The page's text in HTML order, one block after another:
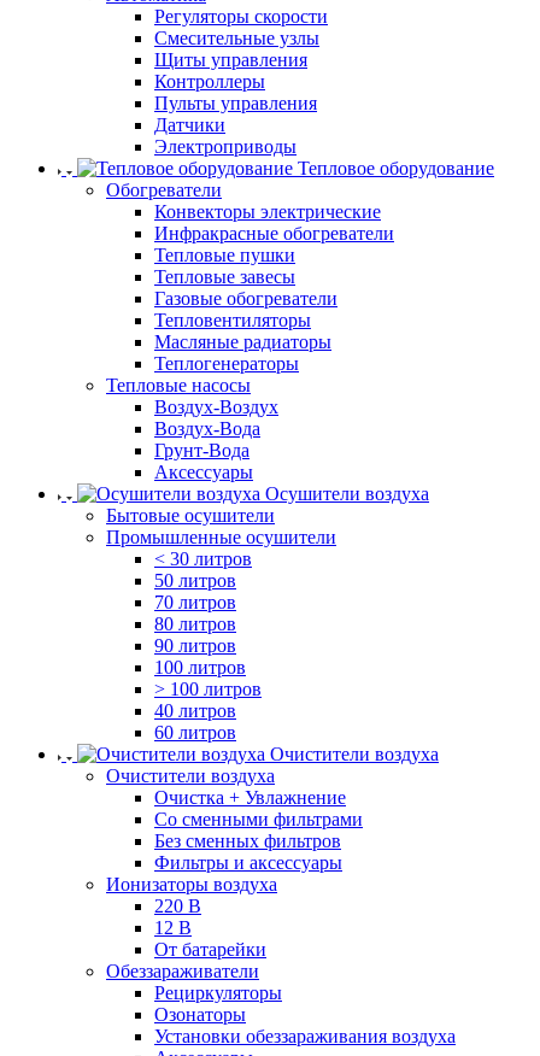
Регуляторы скорости
Смесительные узлы
Щиты управления
Контроллеры
Пульты управления
Датчики
Электроприводы
Тепловое оборудование
Обогреватели
Конвекторы электрические
Инфракрасные обогреватели
Тепловые пушки
Тепловые завесы
Газовые обогреватели
Тепловентиляторы
Масляные радиаторы
Теплогенераторы
Тепловые насосы
Воздух-Воздух
Воздух-Вода
Грунт-Вода
Аксессуары
Осушители воздуха
Бытовые осушители
Промышленные осушители
< 30 литров
50 литров
70 литров
80 литров
90 литров
100 литров
> 100 литров
40 литров
60 литров
Очистители воздуха
Очистители воздуха
Очистка + Увлажнение
Cо сменными фильтрами
Без сменных фильтров
Фильтры и аксессуары
Ионизаторы воздуха
220 В
12 В
От батарейки
Обеззараживатели
Рециркуляторы
Озонаторы
Установки обеззараживания воздуха